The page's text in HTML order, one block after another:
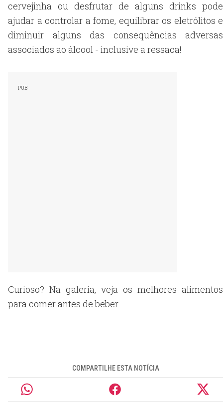
cervejinha ou desfrutar de alguns drinks pode
ajudar a controlar a fome, equilibrar os eletrólitos e
diminuir alguns das consequências adversas
associados ao álcool - inclusive a ressaca!
Curioso? Na galeria, veja os melhores alimentos
para comer antes de beber.
COMPARTILHE ESTA NOTÍCIA